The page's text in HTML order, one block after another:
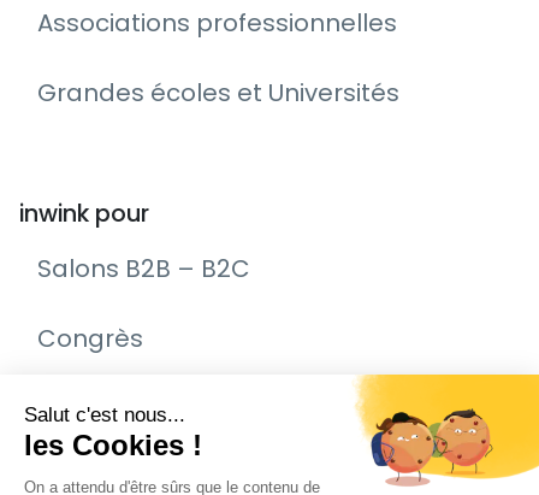
Associations professionnelles
Grandes écoles et Universités
inwink pour
Salons B2B – B2C
Congrès
Remise de prix – Awards
Journée Portes Ouvertes (JPO)